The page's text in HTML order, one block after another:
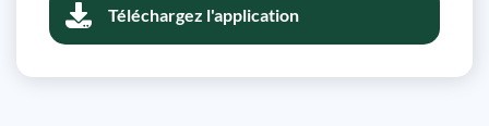
Téléchargez l'application